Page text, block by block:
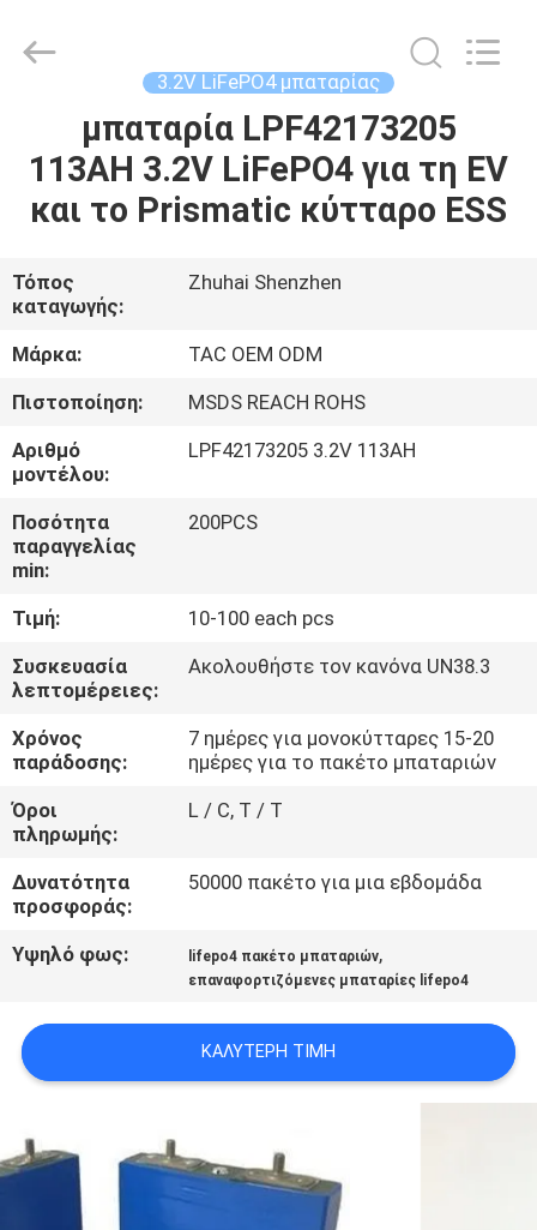
ΠΡΟΪΌΝΤΑ
ΒΊΝΤΕΟ
ΠΕΡΊΠΟΥ
ΕΜΕΊΣ
ΓΎΡΟΣ
ΕΡΓΟΣΤΑΣΊΩΝ
ΈΛΕΓΧΟΣ
ΜΑΣ
ΕΛΆΤΕ
ΣΕ
ΕΠΑΦΉ
ΜΕ
ΕΙΔΉΣΕΙΣ
ΠΕΡΙΠΤΏΣΕΙΣ
ΈΝΑ
ΑΠΌΣΠΑΣΜΑ
Energy
Technology
3.2V LiFePO4 μπαταρίας
μπαταρία LPF42173205
113AH 3.2V LiFePO4 για τη EV
και το Prismatic κύτταρο ESS
Τόπος
καταγωγής:
Zhuhai Shenzhen
Μάρκα:
TAC OEM ODM
Πιστοποίηση:
MSDS REACH ROHS
Αριθμό
μοντέλου:
LPF42173205 3.2V 113AH
Ποσότητα
παραγγελίας
min:
200PCS
Τιμή:
10-100 each pcs
Συσκευασία
λεπτομέρειες:
Ακολουθήστε τον κανόνα UN38.3
Χρόνος
παράδοσης:
7 ημέρες για μονοκύτταρες 15-20
ημέρες για το πακέτο μπαταριών
Όροι
πληρωμής:
L / C, T / T
Δυνατότητα
προσφοράς:
50000 πακέτο για μια εβδομάδα
Υψηλό φως: lifepo4 πακέτο μπαταριών,
επαναφορτιζόμενες μπαταρίες lifepo4
ΚΑΛΎΤΕΡΗ ΤΙΜΉ